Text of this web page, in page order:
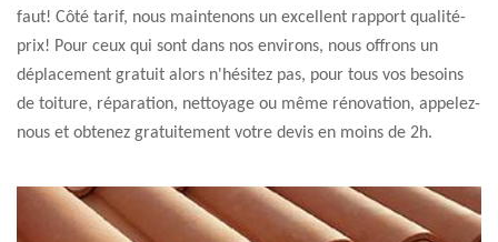
faut! Côté tarif, nous maintenons un excellent rapport qualité-
prix! Pour ceux qui sont dans nos environs, nous offrons un
déplacement gratuit alors n'hésitez pas, pour tous vos besoins
de toiture, réparation, nettoyage ou même rénovation, appelez-
nous et obtenez gratuitement votre devis en moins de 2h.